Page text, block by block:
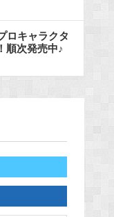
ロキャラクタ
順次発売中♪